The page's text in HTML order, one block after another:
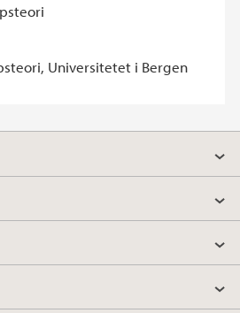
Universitetet i Bergen